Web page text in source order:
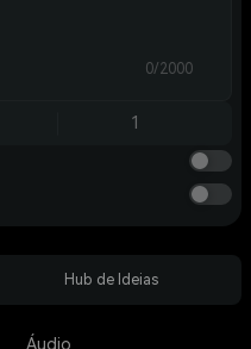
0/2000
1
Hub de Ideias
Áudio